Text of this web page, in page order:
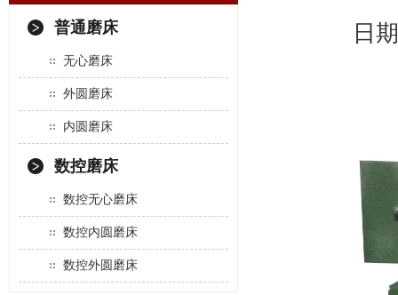
普通磨床
无心磨床
外圆磨床
内圆磨床
数控磨床
数控无心磨床
数控内圆磨床
数控外圆磨床
日